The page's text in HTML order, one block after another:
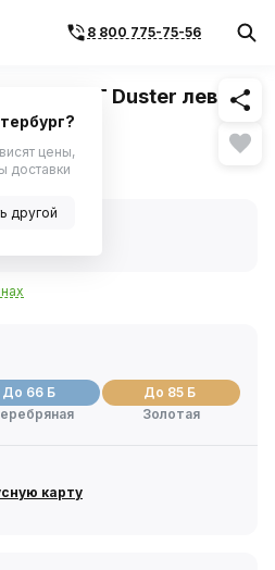
8 800 775-75-56Похожие
RENAULT Duster левый
До 66 Б
До 85 Б
Золотая
карту
цены,
доставки
другой